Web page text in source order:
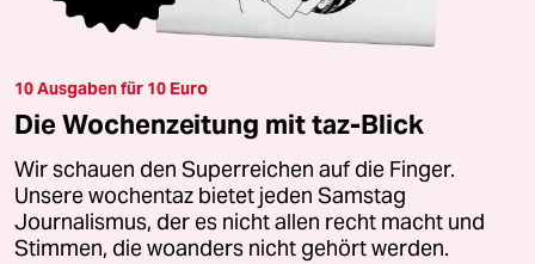
10 Ausgaben für 10 Euro
Die Wochenzeitung mit taz-Blick
Wir schauen den Superreichen auf die Finger.
Unsere wochentaz bietet jeden Samstag
Journalismus, der es nicht allen recht macht und
Stimmen, die woanders nicht gehört werden.